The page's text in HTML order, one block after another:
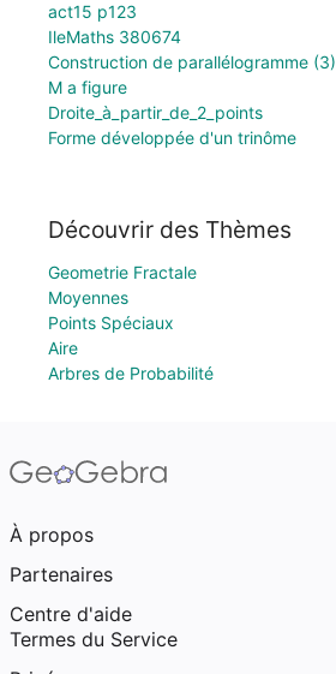
act15 p123
IleMaths 380674
Construction de parallélogramme (3)
M a figure
Droite_à_partir_de_2_points
Forme développée d'un trinôme
Découvrir des Thèmes
Geometrie Fractale
Moyennes
Points Spéciaux
Aire
Arbres de Probabilité
À propos
Partenaires
Centre d'aide
Termes du Service